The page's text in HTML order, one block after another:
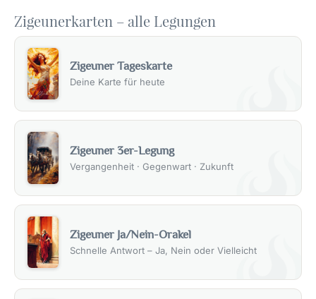
Zigeunerkarten – alle Legungen
Zigeuner Tageskarte
Deine Karte für heute
Zigeuner 3er-Legung
Vergangenheit · Gegenwart · Zukunft
Zigeuner Ja/Nein-Orakel
Schnelle Antwort – Ja, Nein oder Vielleicht